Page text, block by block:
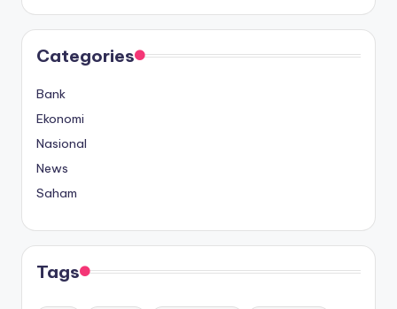
Categories
Bank
Ekonomi
Nasional
News
Saham
Tags